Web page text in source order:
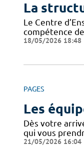
La
Le Centre
compétence
18/05/2026 18:48
PAGES
Les
Dès votre
qui vous
21/05/2026 16:04